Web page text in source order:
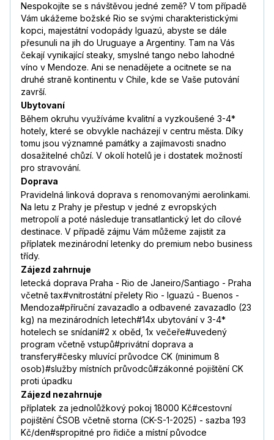
Nespokojíte se s návštěvou jedné země? V tom případě
Vám ukážeme božské Rio se svými charakteristickými
kopci, majestátní vodopády Iguazú, abyste se dále
přesunuli na jih do Uruguaye a Argentiny. Tam na Vás
čekají vynikající steaky, smyslné tango nebo lahodné
víno v Mendoze. Ani se nenadějete a ocitnete se na
druhé straně kontinentu v Chile, kde se Vaše putování
završí.
Ubytovaní
Během okruhu využíváme kvalitní a vyzkoušené 3-4*
hotely, které se obvykle nacházejí v centru města. Díky
tomu jsou významné památky a zajímavosti snadno
dosažitelné chůzí. V okolí hotelů je i dostatek možností
pro stravování.
Doprava
Pravidelná linková doprava s renomovanými aerolinkami.
Na letu z Prahy je přestup v jedné z evropských
metropolí a poté následuje transatlantický let do cílové
destinace. V případě zájmu Vám můžeme zajistit za
příplatek mezinárodní letenky do premium nebo business
třídy.
Zájezd zahrnuje
letecká doprava Praha - Rio de Janeiro/Santiago - Praha
včetně tax#vnitrostátní přelety Rio - Iguazú - Buenos -
Mendoza#příruční zavazadlo a odbavené zavazadlo (23
kg) na mezinárodních letech#14x ubytování v 3-4*
hotelech se snídaní#2 x oběd, 1x večeře#uvedený
program včetně vstupů#privátní doprava a
transfery#česky mluvící průvodce CK (minimum 8
osob)#služby místních průvodců#zákonné pojištění CK
proti úpadku
Zájezd nezahrnuje
příplatek za jednolůžkový pokoj 18000 Kč#cestovní
pojištění ČSOB včetně storna (CK-S-1-2025) - sazba 193
Kč/den#spropitné pro řidiče a místní původce